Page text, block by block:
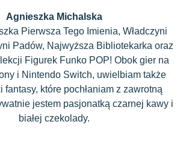
Agnieszka Michalska
Pierwsza Tego Imienia, Władczyni
Padów, Najwyższa Bibliotekarka oraz
Figurek Funko POP! Obok gier na
i Nintendo Switch, uwielbiam także
fantasy, które pochłaniam z zawrotną
jestem pasjonatką czarnej kawy i
białej czekolady.